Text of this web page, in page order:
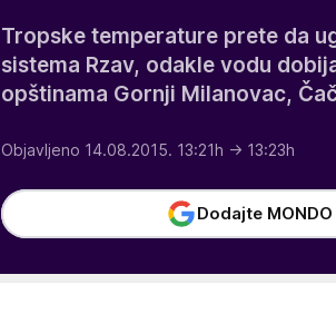
Tropske temperature prete da
sistema Rzav, odakle vodu
opštinama Gornji Milanovac,
Objavljeno 14.08.2015. 13:21h → 13:23h
Dodajte